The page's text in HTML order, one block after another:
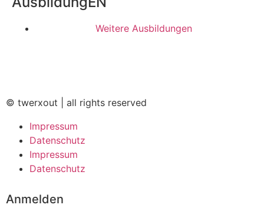
Weitere Ausbildungen
© twerxout | all rights reserved
Impressum
Datenschutz
Impressum
Datenschutz
Anmelden